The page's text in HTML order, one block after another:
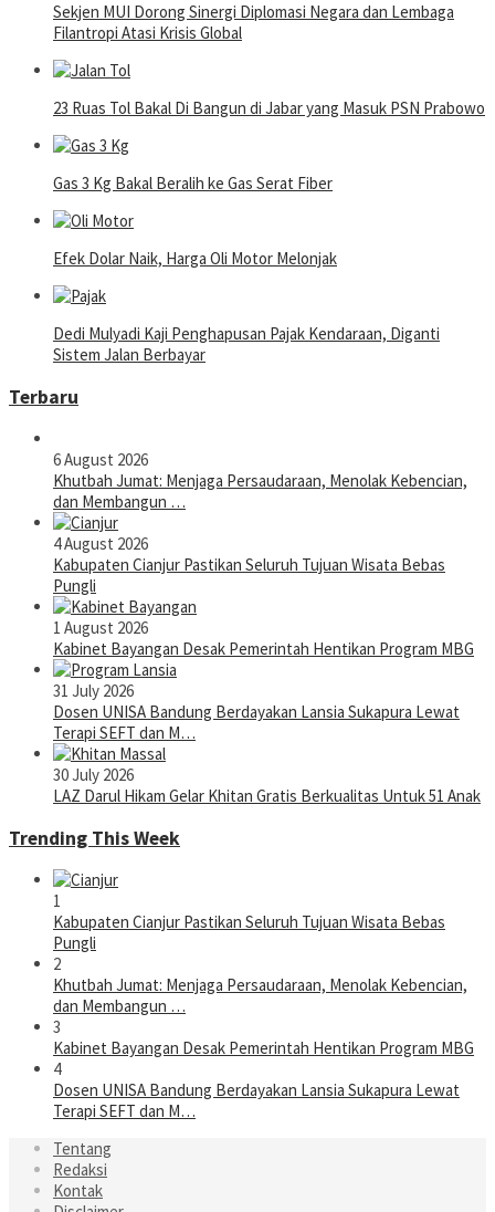
Sekjen MUI Dorong Sinergi Diplomasi Negara dan Lembaga
Filantropi Atasi Krisis Global
23 Ruas Tol Bakal Di Bangun di Jabar yang Masuk PSN Prabowo
Gas 3 Kg Bakal Beralih ke Gas Serat Fiber
Efek Dolar Naik, Harga Oli Motor Melonjak
Dedi Mulyadi Kaji Penghapusan Pajak Kendaraan, Diganti
Sistem Jalan Berbayar
Terbaru
6 August 2026
Khutbah Jumat: Menjaga Persaudaraan, Menolak Kebencian,
dan Membangun …
4 August 2026
Kabupaten Cianjur Pastikan Seluruh Tujuan Wisata Bebas
Pungli
1 August 2026
Kabinet Bayangan Desak Pemerintah Hentikan Program MBG
31 July 2026
Dosen UNISA Bandung Berdayakan Lansia Sukapura Lewat
Terapi SEFT dan M…
30 July 2026
LAZ Darul Hikam Gelar Khitan Gratis Berkualitas Untuk 51 Anak
Trending This Week
1
Kabupaten Cianjur Pastikan Seluruh Tujuan Wisata Bebas
Pungli
2
Khutbah Jumat: Menjaga Persaudaraan, Menolak Kebencian,
dan Membangun …
3
Kabinet Bayangan Desak Pemerintah Hentikan Program MBG
4
Dosen UNISA Bandung Berdayakan Lansia Sukapura Lewat
Terapi SEFT dan M…
Tentang
Redaksi
Kontak